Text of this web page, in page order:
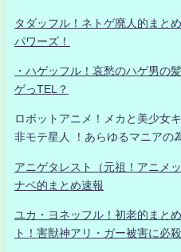
タダッフル！ネトゲ廃人的まと
パワーズ！
・ハゲッフル！哀愁のハゲ男の
ゲっTEL？
ロボットアニメ！メカと美少女
非モテ星人 ！あらゆるマニアの
アニゲタレスト（元祖！アニメ
ナベ的まとめ速報
ユカ・ヨネッフル！初老的まと
ト！害獣神アリ・ガー被害に必